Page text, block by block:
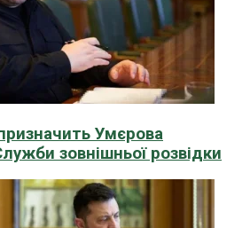
Умєрова
зовнішньої розвідки